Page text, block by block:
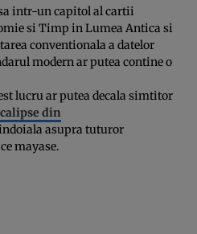
intr-un capitol al cartii
si Timp in Lumea Antica si
conventionala a datelor
modern ar putea contine o
lucru ar putea decala simtitor
din
asupra tuturor
mayase.